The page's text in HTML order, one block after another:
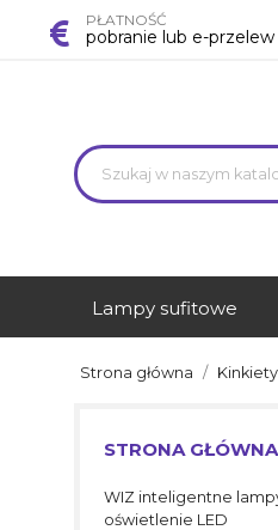
PŁATNOŚĆ
pobranie lub e-przelew
Lampy sufitowe
Strona główna Kinkiety
STRONA GŁÓWNA
WIZ inteligentne
oświetlenie LED